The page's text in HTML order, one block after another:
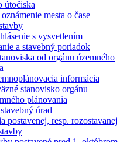
útočiska
mesta o čase
s vysvetlením
a stavebný poriadok
od orgánu územného
informácia
stanovisko orgánu
plánovania
úrad
postavenej, resp. rozostavanej